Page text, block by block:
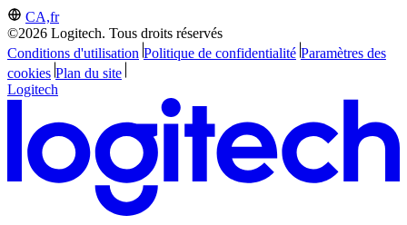
CA,fr
©2026 Logitech. Tous droits réservés
Conditions d'utilisation Politique de confidentialité Paramètres des
cookies Plan du site
Logitech